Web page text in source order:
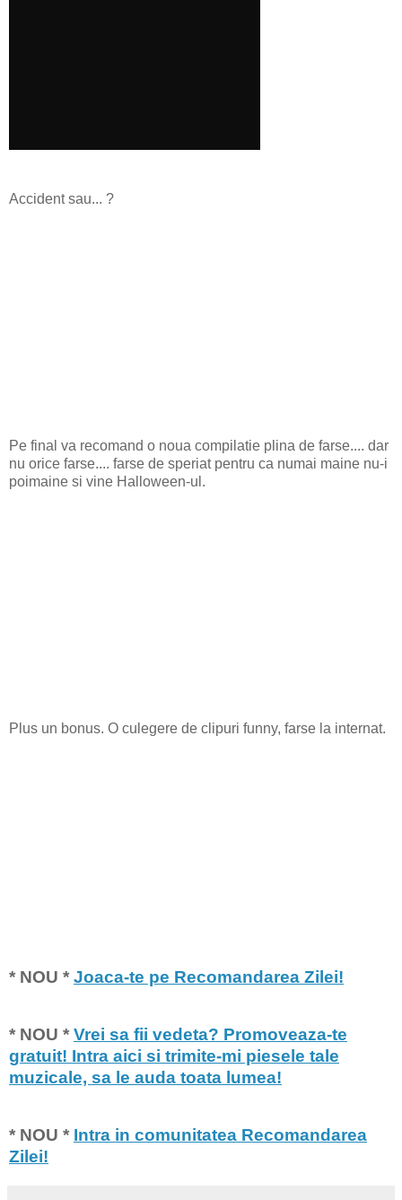
Accident sau... ?
Pe final va recomand o noua compilatie plina de farse.... dar
nu orice farse.... farse de speriat pentru ca numai maine nu-i
poimaine si vine Halloween-ul.
Plus un bonus. O culegere de clipuri funny, farse la internat.
* NOU * Joaca-te pe Recomandarea Zilei!
* NOU * Vrei sa fii vedeta? Promoveaza-te
gratuit! Intra aici si trimite-mi piesele tale
muzicale, sa le auda toata lumea!
* NOU * Intra in comunitatea Recomandarea
Zilei!